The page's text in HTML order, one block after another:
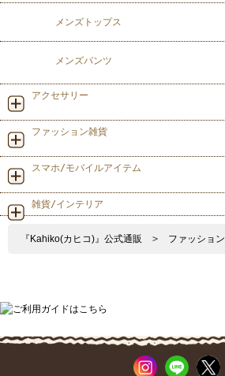
メンズトップス
メンズパンツ
アクセサリー
ファッション雑貨
スマホ/モバイルアイテム
雑貨/インテリア
『Kahiko(カヒコ)』公式通販 > ファッション